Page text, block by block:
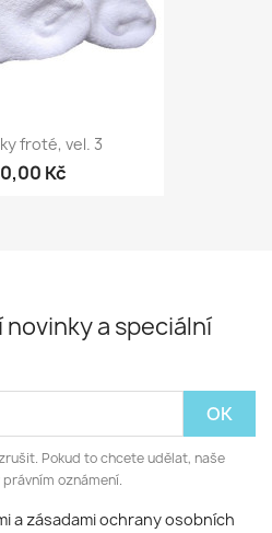
froté, vel. 3
Kč
a speciální
Pokud to chcete udělat, naše
oznámení.
a zásadami ochrany osobních